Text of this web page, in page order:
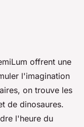
offrent une
l'imagination
on trouve les
de dinosaures.
l'heure du